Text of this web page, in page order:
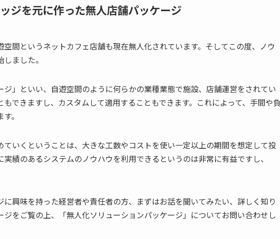
ジを元に作った無人店舗パッケージ
間というネットカフェ店舗も現在無人化されています。そしてこの度、ノウ
ました。
ジ」といい、自遊空間のように何らかの業種業態で施設、店舗運営をされてい
できますし、カスタムして適用することもできます。これによって、手間や
。
いくということは、大きな工数やコストを使い一定以上の期間を想定して投
績のあるシステムのノウハウを利用できるというのは非常に有益ですし、
興味を持った経営者や責任者の方、まずはお話を聞いてみたい、詳しく知り
ジをご覧の上、「無人化ソリューションパッケージ」についてお問い合わせし